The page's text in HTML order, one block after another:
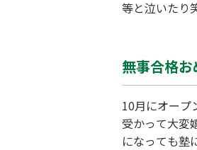
等と泣いたり
無事合格お
10月にオープ
受かって大変
になっても塾